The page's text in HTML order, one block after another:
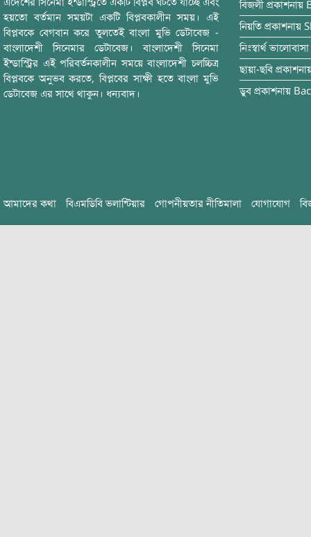
হয়তো বর্তমান সময়টা একটি বিপ্লবকালীন সময়। এই
বিপ্লবকে বেগবান করে তুলতেই বাংলা মুভি ডেটাবেজ -
বাংলাদেশী সিনেমার ডেটাবেজ। বাংলাদেশী সিনেমা
ইন্ডাস্ট্রির এই পরিবর্তনকালীন সময়ে বাংলাদেশী চলচ্চিত্র
বিপ্লবকে অনুভব করতে, বিপ্লবের সাক্ষী হতে বাংলা মুভি
ডেটাবেজ এর সাথে থাকুন। ধন্যবাদ।
বিজলী প্রকাশনায়
নিয়তি প্রকাশনায়
নিঃস্বার্থ ভালোবাসা
ছায়া-ছবি
ডুব প্রকাশনায়
আমাদের কথা বিএমডিবি ভলান্টিয়ার গোপনীয়তার নীতিমালা যোগাযোগ